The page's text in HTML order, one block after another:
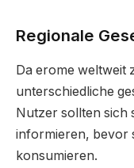
Regionale
Da erome weltweit
unterschiedliche
Nutzer sollten sich
informieren, bevor
konsumieren.